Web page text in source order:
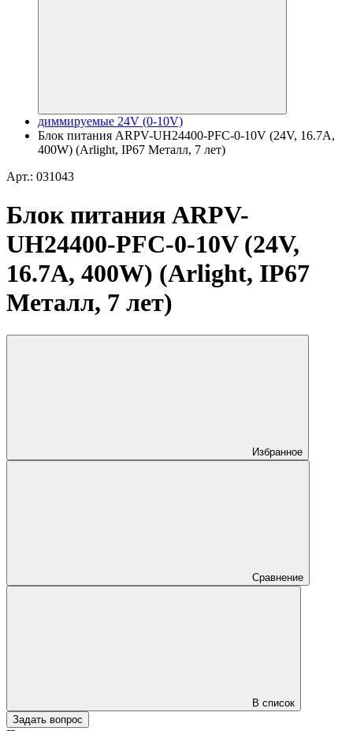
диммируемые 24V (0-10V)
Блок питания ARPV-UH24400-PFC-0-10V (24V, 16.7A,
400W) (Arlight, IP67 Металл, 7 лет)
Арт.: 031043
Блок питания ARPV-
UH24400-PFC-0-10V (24V,
16.7A, 400W) (Arlight, IP67
Металл, 7 лет)
Избранное
Сравнение
В список
Задать вопрос